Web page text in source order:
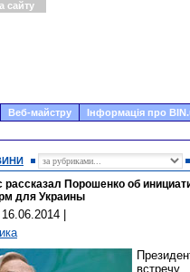
сайту
Веб-майстру Інформація про
рассказал Порошенко об
для Украины